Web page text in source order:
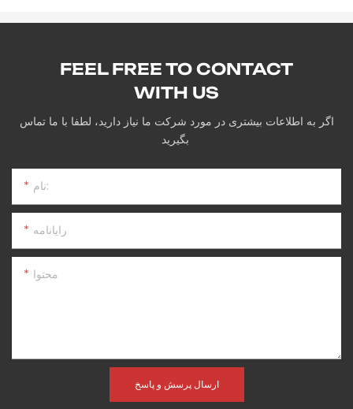
FEEL FREE TO CONTACT
WITH US
اگر به اطلاعات بیشتری در مورد شرکت ما نیاز دارید، لطفا با ما تماس
نام:
رایانامه
محتوا
ارسال پرسش و پاسخ